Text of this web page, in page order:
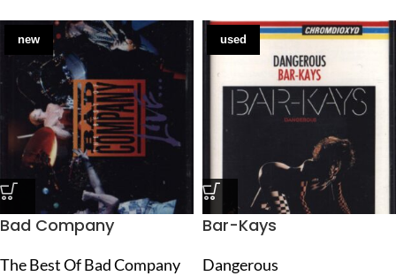
new
Bad Company
The Best Of Bad Company
used
Bar-Kays
Dangerous